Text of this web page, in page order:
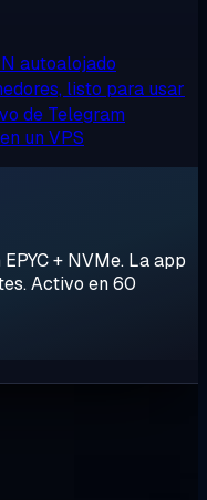
autoalojado
listo para usar
de Telegram
un VPS
+ NVMe. La app
Activo en 60